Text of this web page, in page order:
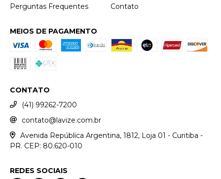
Perguntas Frequentes Contato
MEIOS DE PAGAMENTO
CONTATO
(41) 99262-7200
contato@lavize.com.br
Avenida República Argentina, 1812, Loja 01 - Curitiba -
PR. CEP: 80.620-010
REDES SOCIAIS